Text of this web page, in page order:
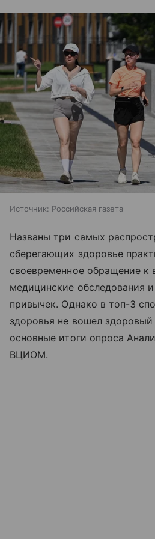
Источник: Российская газета
Названы три самых
сберегающих здоровье
своевременное обращение к
медицинские обследования
привычек. Однако в топ-3
здоровья не вошел
основные итоги опроса
ВЦИОМ.